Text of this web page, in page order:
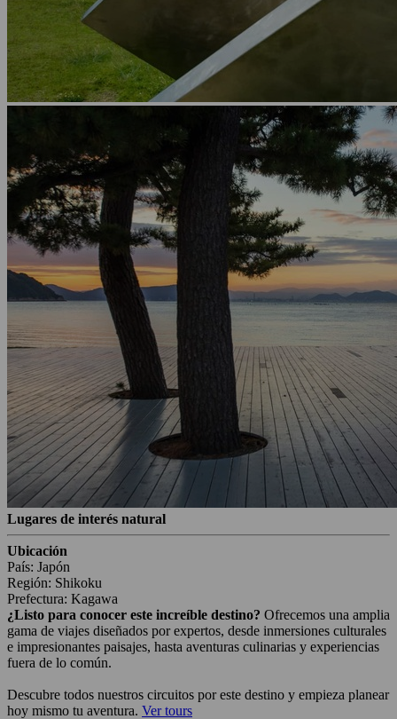
Lugares de interés natural
Ubicación
País: Japón
Región: Shikoku
Prefectura: Kagawa
¿Listo para conocer este increíble destino? Ofrecemos una amplia
gama de viajes diseñados por expertos, desde inmersiones culturales
e impresionantes paisajes, hasta aventuras culinarias y experiencias
fuera de lo común.
Descubre todos nuestros circuitos por este destino y empieza planear
hoy mismo tu aventura. Ver tours